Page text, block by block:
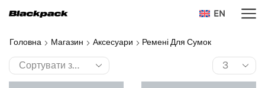
EN
Головна Магазин Аксесуари Ремені Для Сумок